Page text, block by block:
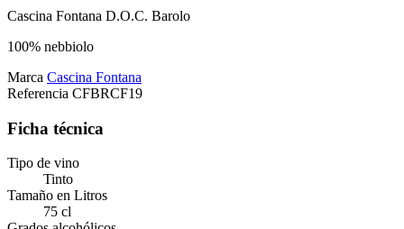
Cascina Fontana D.O.C. Barolo
100% nebbiolo
Marca Cascina Fontana
Referencia CFBRCF19
Ficha técnica
Tipo de vino
Tinto
Tamaño en Litros
75 cl